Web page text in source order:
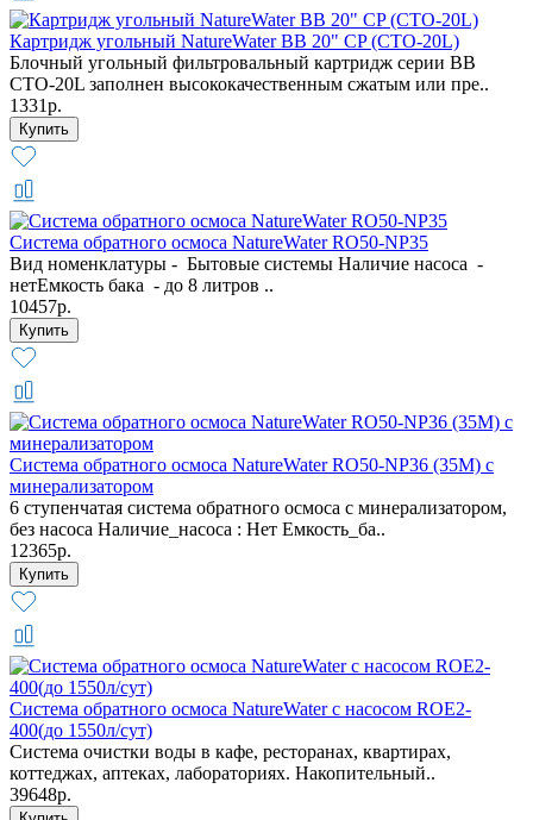
Картридж угольный NatureWater BB 20" CP (CTO-20L)
Блочный угольный фильтровальный картридж серии BB
CTO-20L заполнен высококачественным сжатым или пре..
1331р.
Система обратного осмоса NatureWater RO50-NP35
Вид номенклатуры - Бытовые системы Наличие насоса -
нетЕмкость бака - до 8 литров ..
10457р.
Система обратного осмоса NatureWater RO50-NP36 (35М) с
минерализатором
6 ступенчатая система обратного осмоса с минерализатором,
без насоса Наличие_насоса : Нет Емкость_ба..
12365р.
Система обратного осмоса NatureWater с насосом ROE2-
400(до 1550л/сут)
Система очистки воды в кафе, ресторанах, квартирах,
коттеджах, аптеках, лабораториях. Накопительный..
39648р.